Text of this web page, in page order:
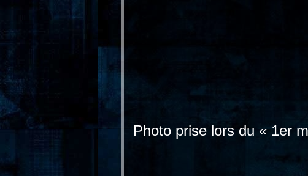
Photo prise lors du « 1er